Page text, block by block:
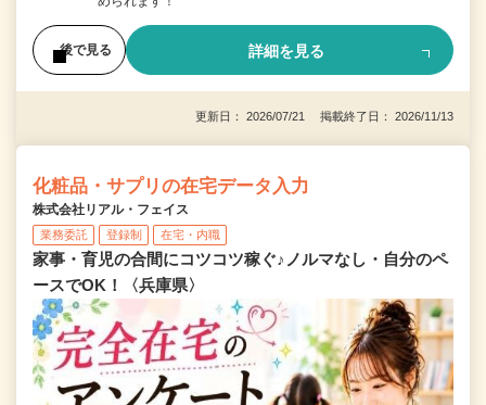
後で見る 詳細を見る
更新日： 2026/07/21 掲載終了日： 2026/11/13
化粧品・サプリの在宅データ入力
株式会社リアル・フェイス
業務委託 登録制 在宅・内職
家事・育児の合間にコツコツ稼ぐ♪ノルマなし・自分のペ
ースでOK！〈兵庫県〉